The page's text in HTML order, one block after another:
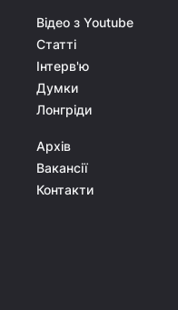
Відео з Youtube
Статті
Інтерв'ю
Думки
Лонгріди
Архів
Вакансії
Контакти